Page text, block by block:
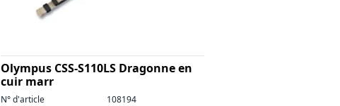
Olympus CSS-S110LS Dragonne en
cuir marr
N° d'article
108194